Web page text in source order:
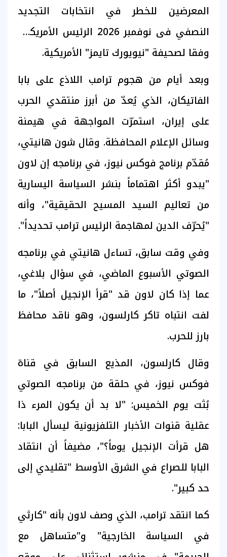
المعرضين للخطر في انتخابات التجديد
النصفي فى نوفمبر 2026 الرئيس الأمريكى،
وفقا لصحيفة "نيويورك تايمز" الأمريكية.
وبعد أيام من هجوم ترامب اللاذع على بابا
الفاتيكان، الذي يُعدّ من أبرز منتقدي الحرب
على إيران، استمرّت المواجهة في هيمنة
وسائل الإعلام المحافظة. وقال شون هانيتي،
مُقدّم برنامج فوكس نيوز، في برنامجه إن لاون
"يبدو أكثر اهتماماً بنشر السياسة اليسارية
من تعاليم السيد المسيح الحقيقية"، وأنه
"يُحرّف الدين لمهاجمة الرئيس ترامب تحديداً".
وفي وقت سابق، تساءل هانيتي في برنامجه
الصوتي الأسبوع الماضي، في سؤال بلاغي،
عما إذا كان لاون قد "قرأ الإنجيل أصلاً"، ما
لفت انتباه تاكر كارلسون، وهو ناقد محافظ
بارز للحرب.
وقال كارلسون، المذيع السابق في قناة
فوكس نيوز، في حلقة من برنامجه الصوتي
بُثت يوم الخميس: "لا بد أن يكون المرء ذا
عقلية قنوات الأخبار التلفزيونية ليسأل البابا:
هل قرأت الإنجيل يوماً؟"، مضيفاً أن انتقاد
البابا للصراع في الشرق الأوسط "تقليدي إلى
حد كبير".
كما انتقد ترامب، الذي وصف لاون بأنه "كارثي
في السياسة الخارجية" و"متساهل مع